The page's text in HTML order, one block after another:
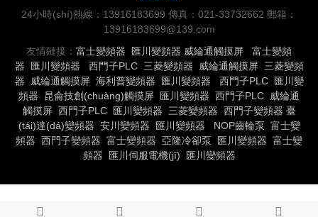
24小時(shí)熱線：13916183699 傳真：021-33732662 郵箱：
13916183699@139.com
友情鏈接： 富士變頻器 匯川變頻器 威綸通觸摸屏
富士變頻
器
匯川變頻器 西門子PLC 三菱變頻器 威綸通觸摸屏 三菱變頻
器
威綸通觸摸屏 海利普變頻器 匯川變頻器 西門子PLC
匯川變
頻器
昆侖技創(chuàng)觸摸屏 匯川變頻器 西門子PLC
威綸通
觸摸屏 西門子PLC 匯川變頻器 三菱變頻器 西門子變頻器 臺
(tái)達(dá)變頻器 安川變頻器 匯川變頻器 NOP齒輪泵 富士變
頻器 西門子變頻器 富士變頻器 亞隆冷卻泵 匯川變頻器 富士變
頻器
匯川伺服電機(jī) 匯川變頻器